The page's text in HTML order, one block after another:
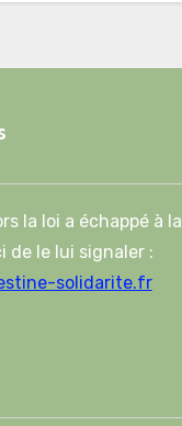
la loi a échappé à
de le lui signaler :
solidarite.fr